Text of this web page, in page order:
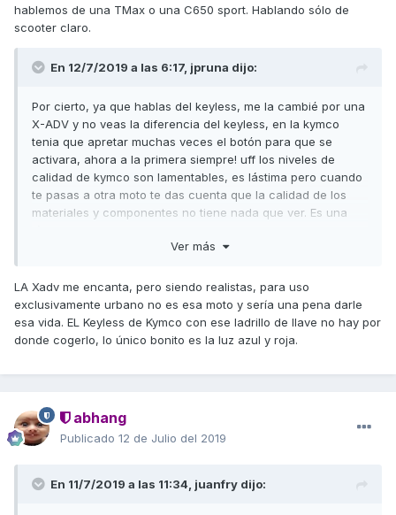
hablemos de una TMax o una C650 sport. Hablando sólo de
scooter claro.
En 12/7/2019 a las 6:17, jpruna dijo:
Por cierto, ya que hablas del keyless, me la cambié por una
X-ADV y no veas la diferencia del keyless, en la kymco
tenia que apretar muchas veces el botón para que se
activara, ahora a la primera siempre! uff los niveles de
calidad de kymco son lamentables, es lástima pero cuando
te pasas a otra moto te das cuenta que la calidad de los
materiales y componentes no tiene nada que ver. Es una
cuanto a controles de calidad pq la moto se lo merece es
Saludos.
Ver más
LA Xadv me encanta, pero siendo realistas, para uso
exclusivamente urbano no es esa moto y sería una pena darle
esa vida. EL Keyless de Kymco con ese ladrillo de llave no hay por
donde cogerlo, lo único bonito es la luz azul y roja.
abhang
Publicado 12 de Julio del 2019
En 11/7/2019 a las 11:34, juanfry dijo: